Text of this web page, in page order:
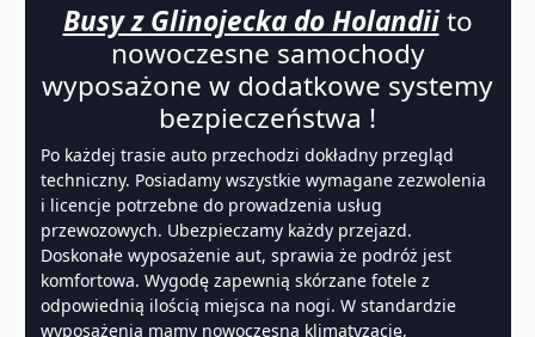
Busy z Glinojecka do Holandiito
nowoczesne samochody
wyposażone w dodatkowe systemy
bezpieczeństwa !
Po każdej trasie auto przechodzi dokładny przegląd
techniczny. Posiadamy wszystkie wymagane zezwolenia
i licencje potrzebne do prowadzenia usług
przewozowych. Ubezpieczamy każdy przejazd.
Doskonałe wyposażenie aut, sprawia że podróż jest
komfortowa. Wygodę zapewnią skórzane fotele z
odpowiednią ilością miejsca na nogi. W standardzie
wyposażenia mamy nowoczesna klimatyzację,